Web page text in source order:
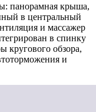
панорамная крыша,
в центральный
и массажер
в спинку
кругового обзора,
и